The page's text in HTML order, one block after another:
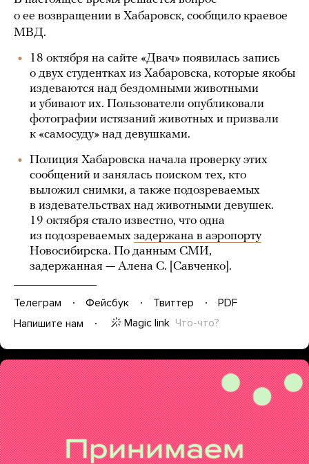
о ее возвращении в Хабаровск, сообщило краевое
МВД.
18 октября на сайте «Двач» появилась запись
о двух студентках из Хабаровска, которые якобы
издеваются над бездомными животными
и убивают их. Пользователи опубликовали
фотографии истязаний животных и призвали
к «самосуду» над девушками.
Полиция Хабаровска начала проверку этих
сообщений и занялась поиском тех, кто
выложил снимки, а также подозреваемых
в издевательствах над животными девушек.
19 октября стало известно, что одна
из подозреваемых задержана в аэропорту
Новосибирска. По данным СМИ,
задержанная — Алена С. [Савченко].
Телеграм Фейсбук Твиттер
PDF
Напишите нам
Magic link Что-что?